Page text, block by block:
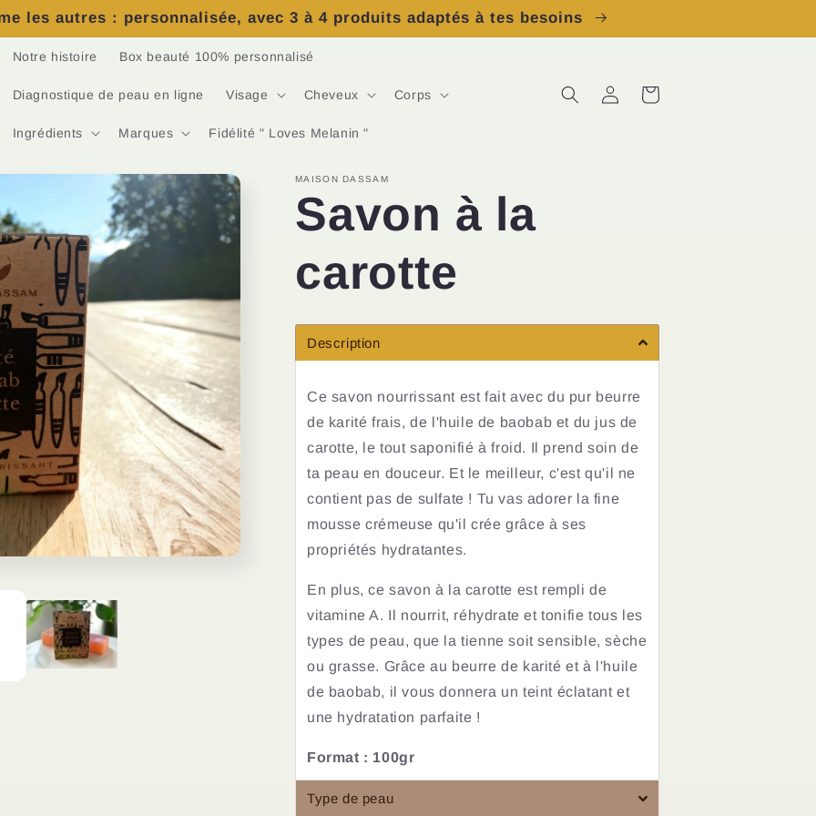
les autres : personnalisée, avec 3 à 4 produits adaptés à tes besoins
Notre histoire Box beauté 100% personnalisé
Diagnostique de peau en ligne Visage Cheveux Corps
Ingrédients Marques Fidélité " Loves Melanin "
ConnexionPanier
MAISON DASSAM
Savon à la
carotte
Description
Ce savon nourrissant est fait avec du pur beurre
de karité frais, de l'huile de baobab et du jus de
carotte, le tout saponifié à froid. Il prend soin de
ta peau en douceur. Et le meilleur, c'est qu'il ne
contient pas de sulfate ! Tu vas adorer la fine
mousse crémeuse qu'il crée grâce à ses
propriétés hydratantes.
En plus, ce savon à la carotte est rempli de
vitamine A. Il nourrit, réhydrate et tonifie tous les
types de peau, que la tienne soit sensible, sèche
ou grasse. Grâce au beurre de karité et à l'huile
de baobab, il vous donnera un teint éclatant et
une hydratation parfaite !
Format : 100gr
Type de peau